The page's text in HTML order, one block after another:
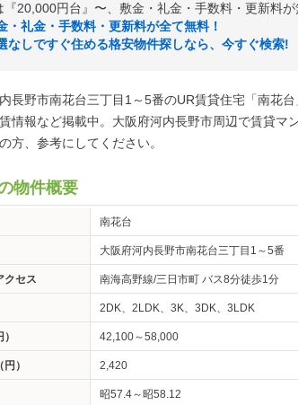
『20,000円台』〜、敷金・礼金・手数料・更新料が
・礼金・手数料・更新料が全て無料！
なしですぐ住める格安物件探しなら、今すぐ検索!
長野市南花台三丁目1～5番のUR賃貸住宅「南花
情報など掲載中。大阪府河内長野市周辺で賃貸マ
方、参考にしてください。
物件概要
南花台
大阪府河内長野市南花台三丁目1～5番
クセス 南海高野線/三日市町 バス8分徒歩1分
2DK、2LDK、3K、3DK、3LDK
42,100～58,000
） 2,420
昭57.4～昭58.12